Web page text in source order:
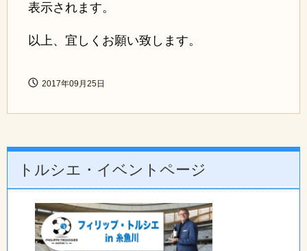
表示されます。
以上、宜しくお願い致します。
2017年09月25日
トルシエ・イベントページ